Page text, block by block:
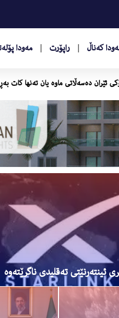
کەناڵ راپۆرت مەودا
دەبن سەرۆكی ئێران دەسەڵاتی
ئینتەرنێتی تەقلیدی ناگرێتەوە